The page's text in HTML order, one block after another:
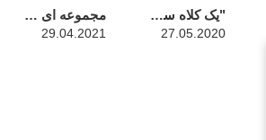
مجموعه ای از پروژه های امید قایقرانی
29.04.2021
"یک کلاه سخت برای پیدا کردن" ؟ پس از پوشش دهان ، یک محصول دیگر آتش گرفت! !
27.05.2020